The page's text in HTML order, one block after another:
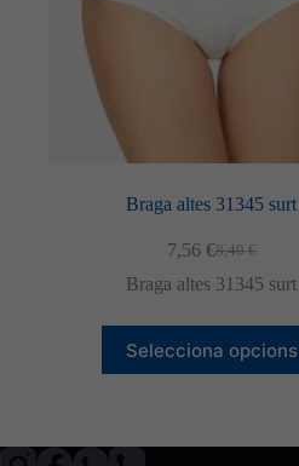
Braga altes 31345 surt
8,40€
El
preu
era:
8,40 €.
7,56 €El
preu
és:
7,56 €.
Braga altes 31345 surt
Selecciona opcions
producte
té
Les